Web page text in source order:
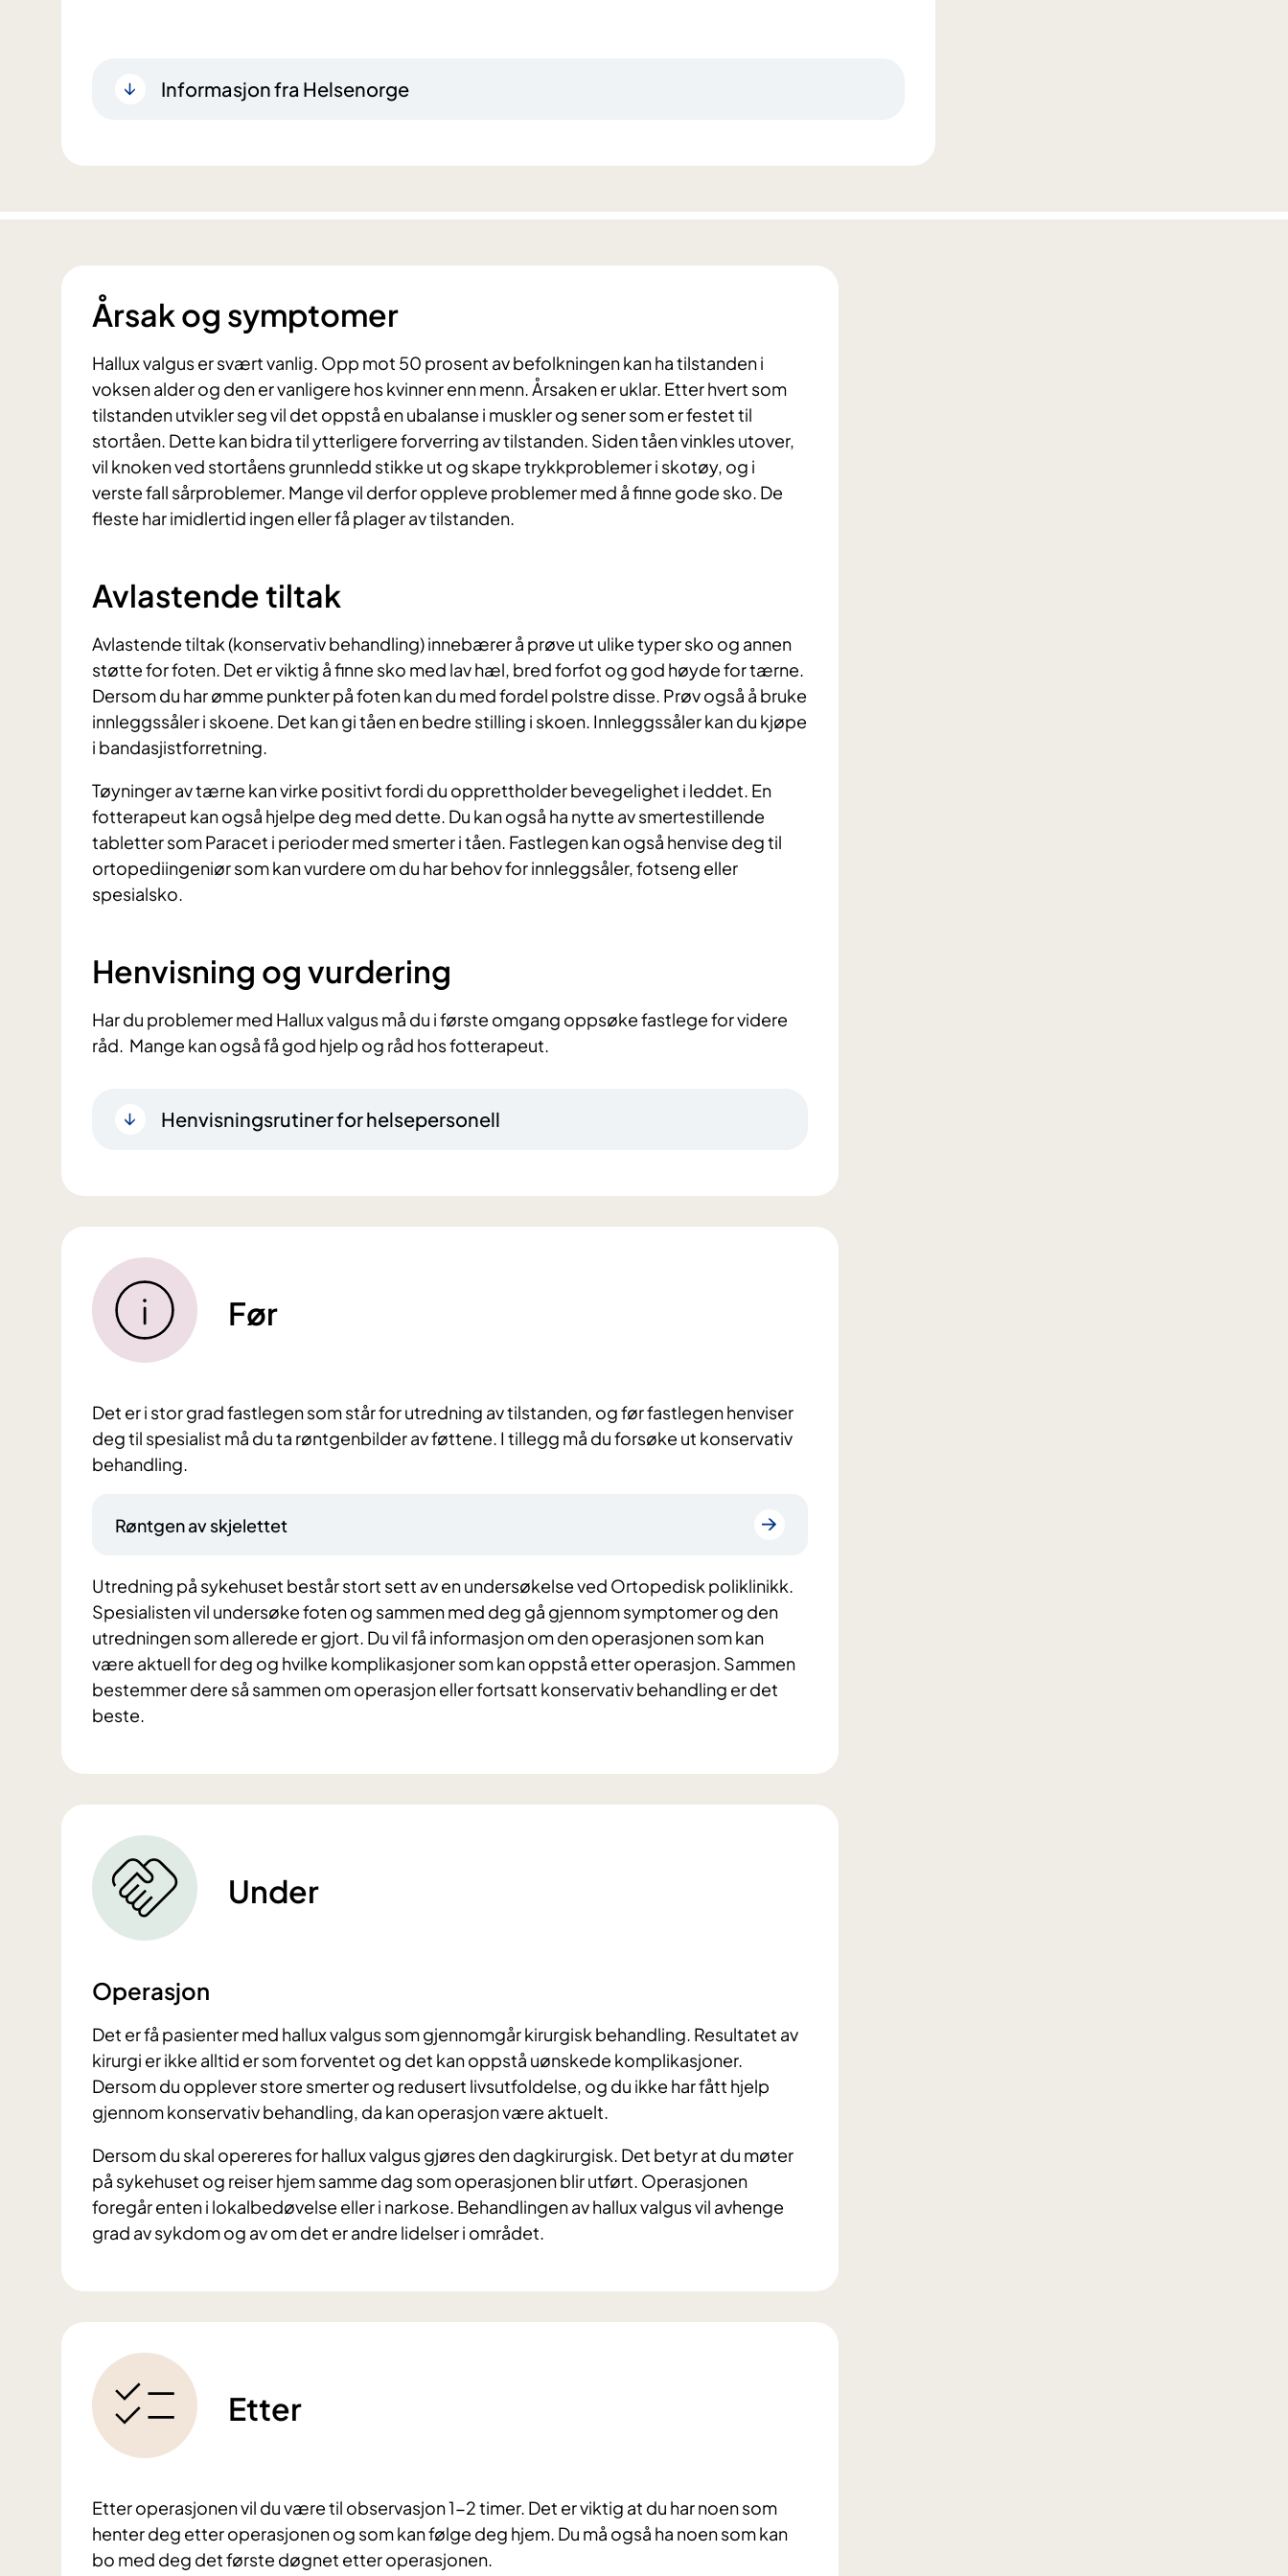
Informasjon fra Helsenorge
Årsak og symptomer
Hallux valgus er svært vanlig. Opp mot 50 prosent av befolkningen kan ha tilstanden i
voksen alder og den er vanligere hos kvinner enn menn. Årsaken er uklar. Etter hvert som
tilstanden utvikler seg vil det oppstå en ubalanse i muskler og sener som er festet til
stortåen. Dette kan bidra til ytterligere forverring av tilstanden. Siden tåen vinkles utover,
vil knoken ved stortåens grunnledd stikke ut og skape trykkproblemer i skotøy, og i
verste fall sårproblemer. Mange vil derfor oppleve problemer med å finne gode sko. De
fleste har imidlertid ingen eller få plager av tilstanden.
Avlastende tiltak
Avlastende tiltak (konservativ behandling) innebærer å prøve ut ulike typer sko og annen
støtte for foten. Det er viktig å finne sko med lav hæl, bred forfot og god høyde for tærne.
Dersom du har ømme punkter på foten kan du med fordel polstre disse. Prøv også å bruke
innleggssåler i skoene. Det kan gi tåen en bedre stilling i skoen. Innleggssåler kan du kjøpe
i bandasjistforretning.
Tøyninger av tærne kan virke positivt fordi du opprettholder bevegelighet i leddet. En
fotterapeut kan også hjelpe deg med dette. Du kan også ha nytte av smertestillende
tabletter som Paracet i perioder med smerter i tåen. Fastlegen kan også henvise deg til
ortopediingeniør som kan vurdere om du har behov for innleggsåler, fotseng eller
spesialsko.
Henvisning og vurdering
Har du problemer med Hallux valgus må du i første omgang oppsøke fastlege for videre
råd. Mange kan også få god hjelp og råd hos fotterapeut.
Henvisningsrutiner for helsepersonell
Før
Det er i stor grad fastlegen som står for utredning av tilstanden, og før fastlegen henviser
deg til spesialist må du ta røntgenbilder av føttene. I tillegg må du forsøke ut konservativ
behandling.
Røntgen av skjelettet
Utredning på sykehuset består stort sett av en undersøkelse ved Ortopedisk poliklinikk.
Spesialisten vil undersøke foten og sammen med deg gå gjennom symptomer og den
utredningen som allerede er gjort. Du vil få informasjon om den operasjonen som kan
være aktuell for deg og hvilke komplikasjoner som kan oppstå etter operasjon. Sammen
bestemmer dere så sammen om operasjon eller fortsatt konservativ behandling er det
beste.
Under
Operasjon
Det er få pasienter med hallux valgus som gjennomgår kirurgisk behandling. Resultatet av
kirurgi er ikke alltid er som forventet og det kan oppstå uønskede komplikasjoner.
Dersom du opplever store smerter og redusert livsutfoldelse, og du ikke har fått hjelp
gjennom konservativ behandling, da kan operasjon være aktuelt.
Dersom du skal opereres for hallux valgus gjøres den dagkirurgisk. Det betyr at du møter
på sykehuset og reiser hjem samme dag som operasjonen blir utført. Operasjonen
foregår enten i lokalbedøvelse eller i narkose. Behandlingen av hallux valgus vil avhenge
grad av sykdom og av om det er andre lidelser i området.
Etter
Etter operasjonen vil du være til observasjon 1-2 timer. Det er viktig at du har noen som
henter deg etter operasjonen og som kan følge deg hjem. Du må også ha noen som kan
bo med deg det første døgnet etter operasjonen.